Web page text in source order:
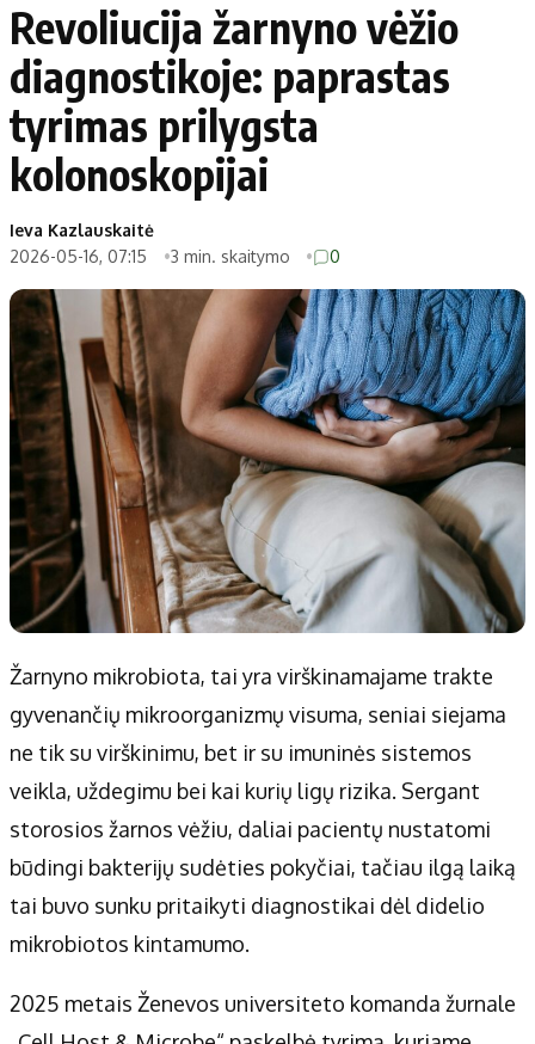
Revoliucija žarnyno vėžio
diagnostikoje: paprastas
tyrimas prilygsta
kolonoskopijai
Ieva Kazlauskaitė
2026-05-16, 07:15
3 min. skaitymo 0
Žarnyno mikrobiota, tai yra virškinamajame trakte
gyvenančių mikroorganizmų visuma, seniai siejama
ne tik su virškinimu, bet ir su imuninės sistemos
veikla, uždegimu bei kai kurių ligų rizika. Sergant
storosios žarnos vėžiu, daliai pacientų nustatomi
būdingi bakterijų sudėties pokyčiai, tačiau ilgą laiką
tai buvo sunku pritaikyti diagnostikai dėl didelio
mikrobiotos kintamumo.
2025 metais Ženevos universiteto komanda žurnale